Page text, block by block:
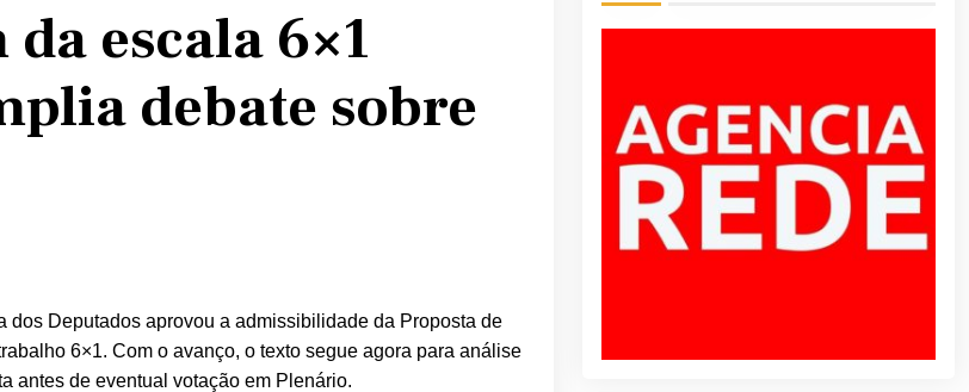
escala 6×1
debate sobre
Deputados aprovou a admissibilidade da Proposta de
6×1. Com o avanço, o texto segue agora para análise
antes de eventual votação em Plenário.